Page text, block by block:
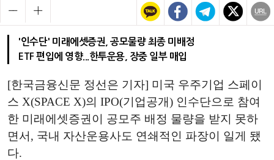
'인수단' 미래에셋증권, 공모물량 최종 미배정
ETF 편입에 영향...한투운용, 장중 일부 매입
[한국금융신문 정선은 기자] 미국 우주기업 스페이
스 X(SPACE X)의 IPO(기업공개) 인수단으로 참여
한 미래에셋증권이 공모주 배정 물량을 받지 못하
면서, 국내 자산운용사도 연쇄적인 파장이 일게 됐
다.